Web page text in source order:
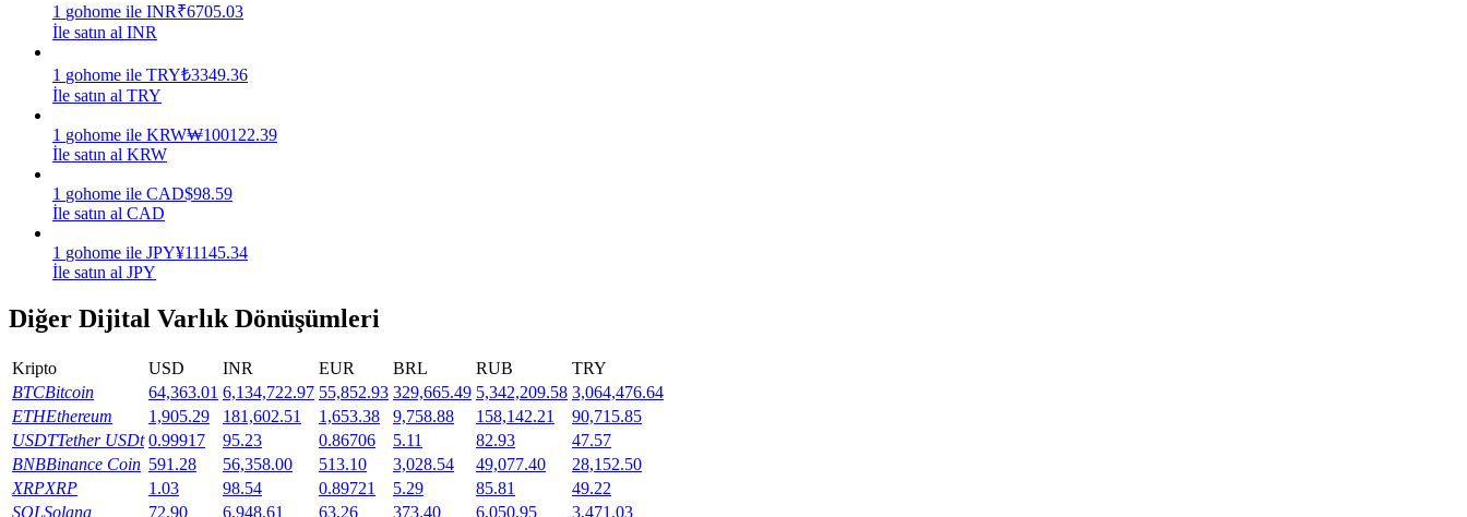
Günlük rekabetçi ödüller kazanın
1 gohome ile INR₹6705.03
İle satın al INR
1 gohome ile TRY₺3349.36
İle satın al TRY
1 gohome ile KRW₩100122.39
İle satın al KRW
1 gohome ile CAD$98.59
İle satın al CAD
1 gohome ile JPY¥11145.34
İle satın al JPY
Diğer Dijital Varlık Dönüşümleri
Kripto USD INR EUR BRL RUB
TRY
BTCBitcoin 64,363.01 6,134,722.97 55,852.93 329,665.49 5,342,209.58 3,064,476.64
ETHEthereum 1,905.29 181,602.51 1,653.38 9,758.88 158,142.21
90,715.85
USDTTether USDt 0.99917 95.23 0.86706 5.11 82.93
47.57
BNBBinance Coin 591.28 56,358.00 513.10 3,028.54 49,077.40
28,152.50
XRPXRP 1.03 98.54 0.89721 5.29 85.81
49.22
SOLSolana 72.90 6,948.61 63.26 373.40 6,050.95
3,471.03